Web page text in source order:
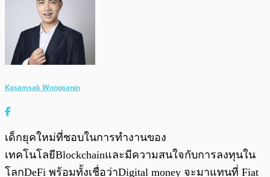
Kasamsak Wongsanin
เด็กยุคใหม่ที่ชอบในการทำงานของ
เทคโนโลยีBlockchainและมีความสนใจกับการลงทุนใน
โลกDeFi พร้อมทั้งเชื่อว่าDigital money จะมาแทนที่ Fiat